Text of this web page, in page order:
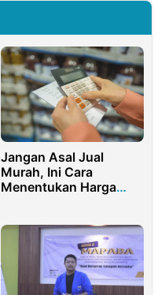
Jangan Asal Jual
Murah, Ini Cara
Menentukan Harga